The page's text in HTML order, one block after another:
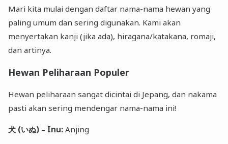
Mari kita mulai dengan daftar nama-nama hewan yang
paling umum dan sering digunakan. Kami akan
menyertakan kanji (jika ada), hiragana/katakana, romaji,
dan artinya.
Hewan Peliharaan Populer
Hewan peliharaan sangat dicintai di Jepang, dan nakama
pasti akan sering mendengar nama-nama ini!
犬 (いぬ) – Inu: Anjing